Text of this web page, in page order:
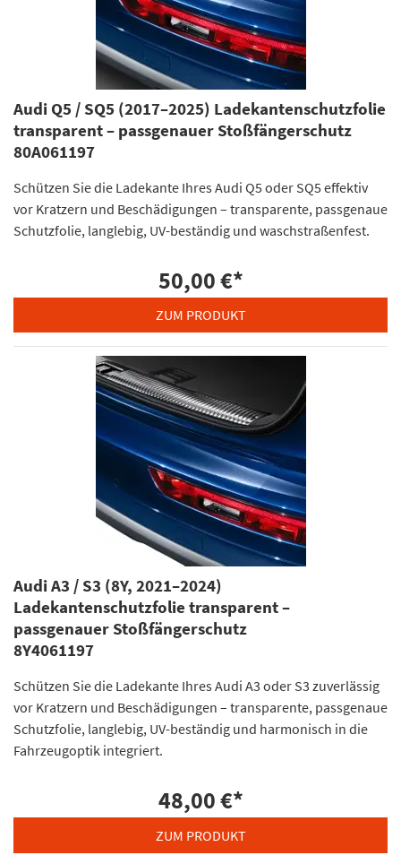
Audi Q5 / SQ5 (2017–2025) Ladekantenschutzfolie
transparent – passgenauer Stoßfängerschutz
80A061197
Schützen Sie die Ladekante Ihres Audi Q5 oder SQ5 effektiv
vor Kratzern und Beschädigungen – transparente, passgenaue
Schutzfolie, langlebig, UV-beständig und waschstraßenfest.
50,00 €*
ZUM PRODUKT
Audi A3 / S3 (8Y, 2021–2024)
Ladekantenschutzfolie transparent –
passgenauer Stoßfängerschutz
8Y4061197
Schützen Sie die Ladekante Ihres Audi A3 oder S3 zuverlässig
vor Kratzern und Beschädigungen – transparente, passgenaue
Schutzfolie, langlebig, UV-beständig und harmonisch in die
Fahrzeugoptik integriert.
48,00 €*
ZUM PRODUKT